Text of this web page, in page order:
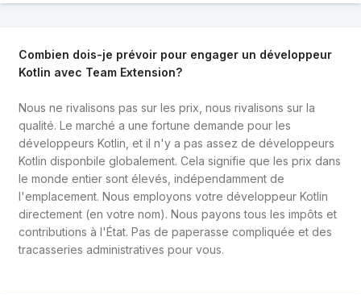
Combien dois-je prévoir pour engager un développeur
Kotlin avec Team Extension?
Nous ne rivalisons pas sur les prix, nous rivalisons sur la
qualité. Le marché a une fortune demande pour les
développeurs Kotlin, et il n'y a pas assez de développeurs
Kotlin disponbile globalement. Cela signifie que les prix dans
le monde entier sont élevés, indépendamment de
l'emplacement. Nous employons votre développeur Kotlin
directement (en votre nom). Nous payons tous les impôts et
contributions à l'État. Pas de paperasse compliquée et des
tracasseries administratives pour vous.